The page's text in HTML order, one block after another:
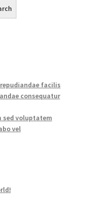
facilis
consequatur
sed voluptatem
vel